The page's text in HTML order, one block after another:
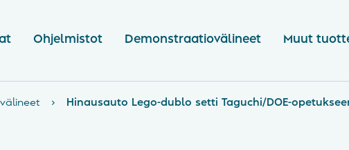
Ohjelmistot Demonstraatiovälineet Muut
› Hinausauto Lego-dublo setti Taguchi/DOE-